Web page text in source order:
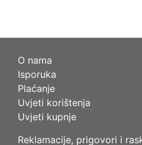
O nama
Isporuka
Plaćanje
Uvjeti korištenja
Uvjeti kupnje
Reklamacije, prigovori i